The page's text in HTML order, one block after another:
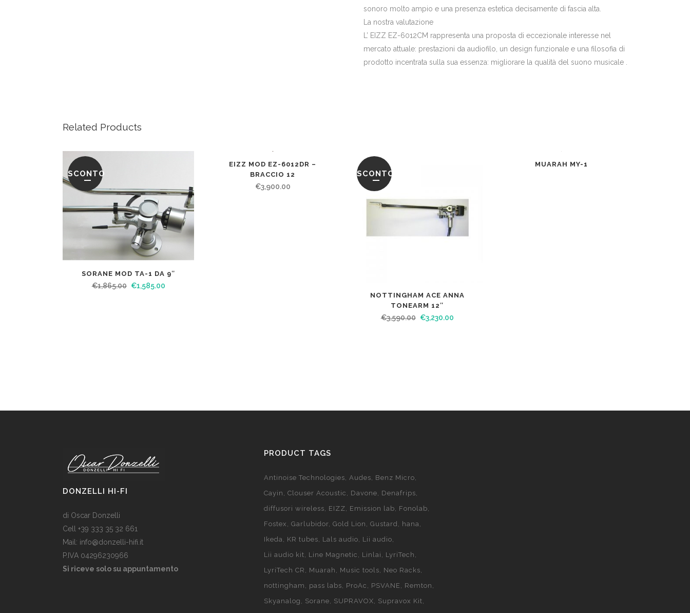
sonoro molto ampio e una presenza estetica decisamente di fascia alta.
La nostra valutazione
L’ EIZZ EZ-6012CM rappresenta una proposta di eccezionale interesse nel
mercato attuale: prestazioni da audiofilo, un design funzionale e una filosofia di
prodotto incentrata sulla sua essenza: migliorare la qualità del suono musicale .
Related Products
SCONTO
SORANE MOD TA-1 DA 9″
€1,865.00 €1,585.00
EIZZ MOD EZ-6012DR –
BRACCIO 12
€3,900.00
SCONTO
NOTTINGHAM ACE ANNA
TONEARM 12″
€3,590.00 €3,230.00
MUARAH MY-1
DONZELLI HI-FI
di Oscar Donzelli
Cell +39 333 35 32 661
Mail: info@donzelli-hifi.it
P.IVA 04296230966
Si riceve solo su appuntamento
PRODUCT TAGS
Antinoise Technologies Audes
Benz Micro
Cayin
Clouser Acoustic Davone
Denafrips
diffusori wireless
EIZZ Emission lab
Fonolab
Fostex
Garlubidor Gold Lion Gustard
hana
Ikeda
KR tubes Lals audio
Lii audio
Lii audio kit
Line Magnetic Linlai
LyriTech
LyriTech CR
Muarah Music tools
Neo Racks
nottingham
pass labs ProAc PSVANE
Remton
Skyanalog
Sorane SUPRAVOX
Supravox Kit